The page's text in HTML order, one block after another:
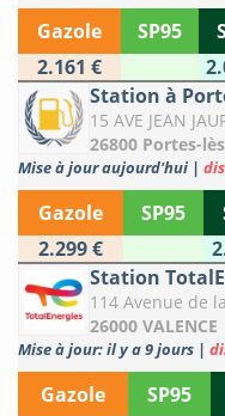
Gazole SP95
2.161 €
Station à
15 AVE JEAN
26800 Portes-
Mise à jour aujourd'hui |
Gazole SP95
2.299 €
Station
114 Avenue de
26000 VALENCE
Mise à jour: il y a 9 jours |
Gazole SP95